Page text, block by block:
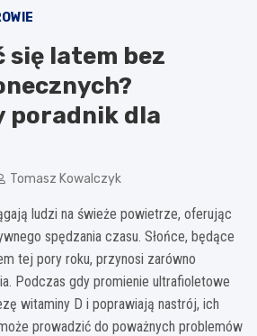
się latem bez
poradnik dla
Tomasz Kowalczyk
ludzi na świeże powietrze, oferując
spędzania czasu. Słońce, będące
tej pory roku, przynosi zarówno
Podczas gdy promienie ultrafioletowe
witaminy D i poprawiają nastrój, ich
prowadzić do poważnych problemów